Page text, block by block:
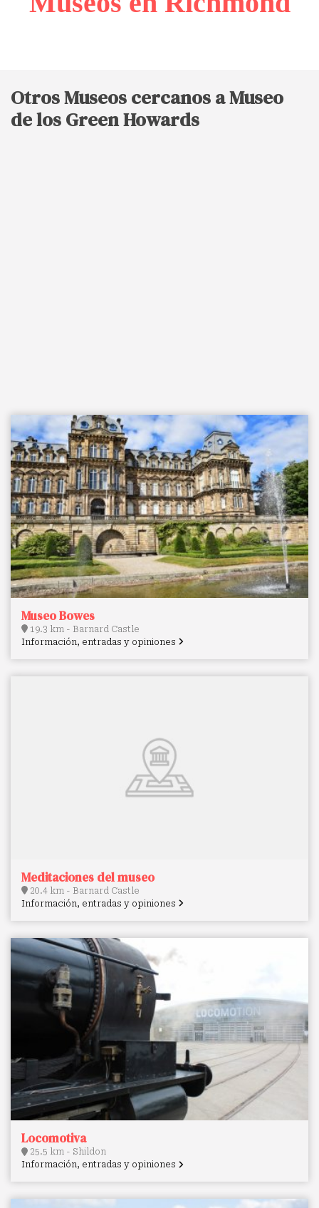
Otros Museos cercanos a Museo
de los Green Howards
Museo Bowes
19.3 km - Barnard Castle
Información, entradas y opiniones
Meditaciones del museo
20.4 km - Barnard Castle
Información, entradas y opiniones
Locomotiva
25.5 km - Shildon
Información, entradas y opiniones